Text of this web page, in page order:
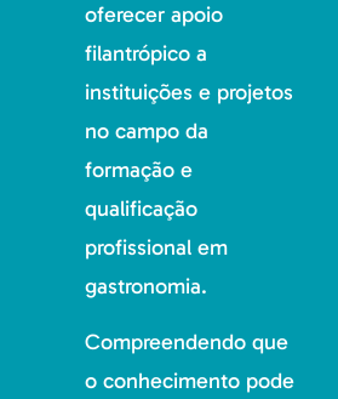
oferecer apoio
filantrópico a
instituições e projetos
no campo da
formação e
qualificação
profissional em
gastronomia.
Compreendendo que
o conhecimento pode